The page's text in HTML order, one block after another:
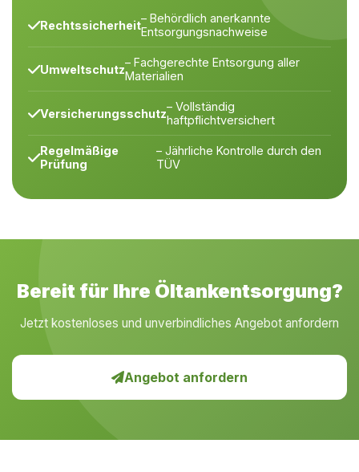
Rechtssicherheit– Behördlich anerkannte
Entsorgungsnachweise
Umweltschutz– Fachgerechte Entsorgung aller
Materialien
Versicherungsschutz– Vollständig
haftpflichtversichert
Regelmäßige
Prüfung
– Jährliche Kontrolle durch den
TÜV
Bereit für Ihre Öltankentsorgung?
Jetzt kostenloses und unverbindliches Angebot anfordern
Angebot anfordern